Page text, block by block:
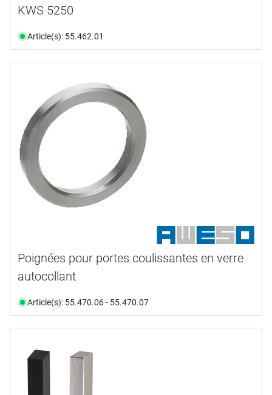
KWS 5250
Article(s): 55.462.01
Poignées pour portes coulissantes en verre
autocollant
Article(s): 55.470.06 - 55.470.07